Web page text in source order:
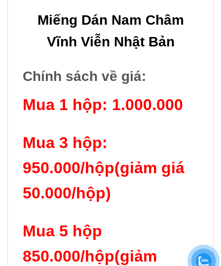
Miếng Dán Nam Châm
Vĩnh Viễn Nhật Bản
Chính sách về giá:
Mua 1 hộp: 1.000.000
Mua 3 hộp:
950.000/hộp(giảm giá
50.000/hộp)
Mua 5 hộp
850.000/hộp(giảm